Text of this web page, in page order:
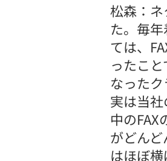
松森：
た。毎
ては、
ったこ
なった
実は当
中の
がどん
はほぼ横